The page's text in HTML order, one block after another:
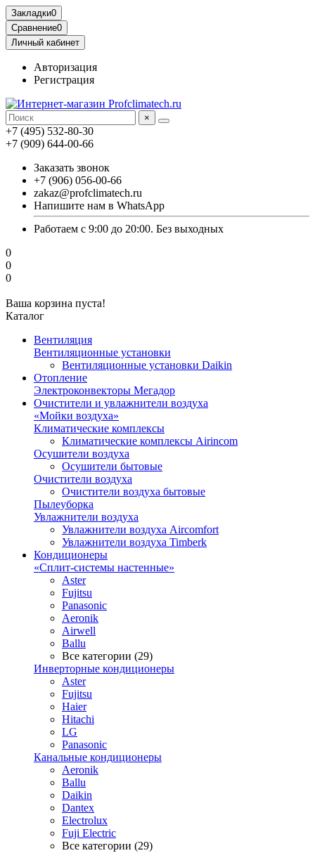
Закладки0
Сравнение0
Личный кабинет
Авторизация
Регистрация
×
+7 (495) 532-80-30
+7 (909) 644-00-66
Заказать звонок
+7 (906) 056-00-66
zakaz@profclimatech.ru
Напишите нам в WhatsApp
Работаем с 9:00 до 20:00. Без выходных
0
0
0
Ваша корзина пуста!
Каталог
Вентиляция
Вентиляционные установки
Вентиляционные установки Daikin
Отопление
Электроконвекторы Мегадор
Очистители и увлажнители воздуха
«Мойки воздуха»
Климатические комплексы
Климатические комплексы Airincom
Осушители воздуха
Осушители бытовые
Очистители воздуха
Очистители воздуха бытовые
Пылеуборка
Увлажнители воздуха
Увлажнители воздуха Aircomfort
Увлажнители воздуха Timberk
Кондиционеры
«Сплит-системы настенные»
Aster
Fujitsu
Panasonic
Aeronik
Airwell
Ballu
Все категории (29)
Инверторные кондиционеры
Aster
Fujitsu
Haier
Hitachi
LG
Panasonic
Канальные кондиционеры
Aeronik
Ballu
Daikin
Dantex
Electrolux
Fuji Electric
Все категории (29)